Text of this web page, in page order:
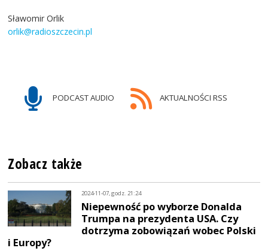
Sławomir Orlik
orlik@radioszczecin.pl
PODCAST AUDIO AKTUALNOŚCI RSS
Zobacz także
2024-11-07, godz. 21:24
Niepewność po wyborze Donalda
Trumpa na prezydenta USA. Czy
dotrzyma zobowiązań wobec Polski
i Europy?